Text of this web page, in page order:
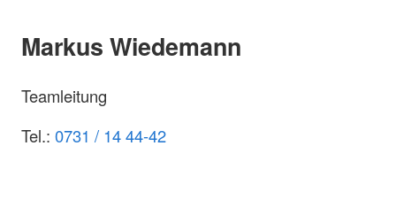
Markus Wiedemann
Teamleitung
Tel.: 0731 / 14 44-42